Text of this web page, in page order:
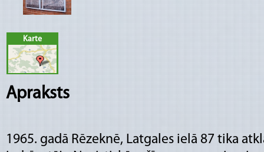
Karte
Apraksts
1965. gadā Rēzeknē, Latgales ielā 87 tika